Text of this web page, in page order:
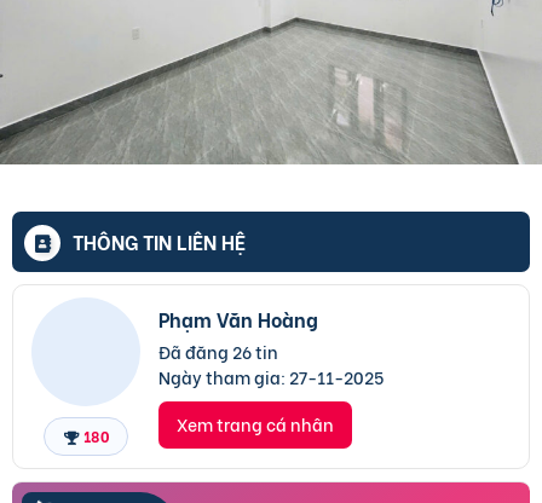
THÔNG TIN LIÊN HỆ
180
Phạm Văn Hoàng
Đã đăng 26 tin
Ngày tham gia: 27-11-2025
Xem trang cá nhân